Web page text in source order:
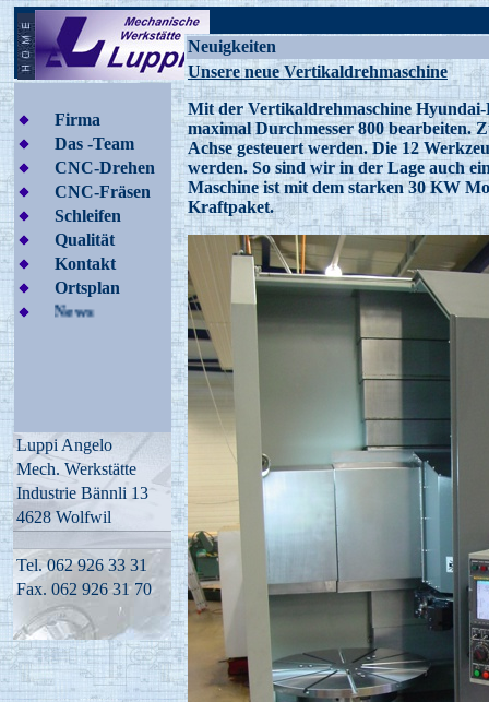
Firma
Das -Team
CNC-Drehen
CNC-Fräsen
Schleifen
Qualität
Kontakt
Ortsplan
Neuigkeiten
Unsere neue Vertikaldrehmaschine
Mit der Vertikaldrehmaschine
maximal Durchmesser 800 bearbeiten.
Achse gesteuert werden. Die 12
werden. So sind wir in der Lage auch
Maschine ist mit dem starken 30 KW
Kraftpaket.
Luppi Angelo
Mech. Werkstätte
Industrie Bännli 13
4628 Wolfwil
Tel. 062 926 33 31
Fax. 062 926 31 70